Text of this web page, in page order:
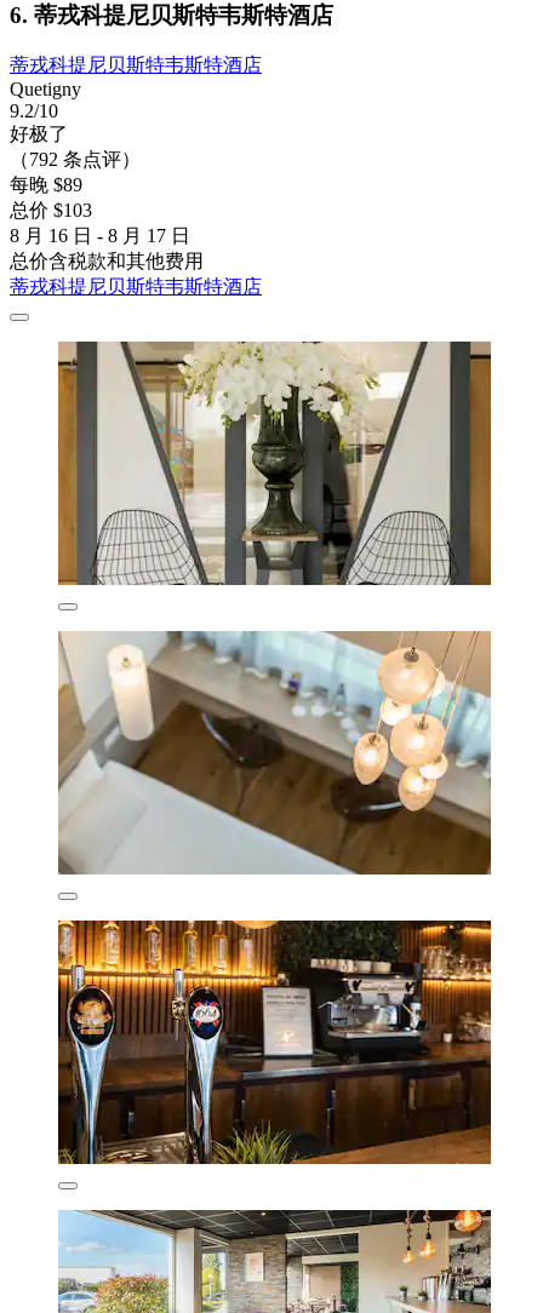
6. 蒂戎科提尼贝斯特韦斯特酒店
蒂戎科提尼贝斯特韦斯特酒店
Quetigny
9.2/10
好极了
（792 条点评）
每晚 $89
总价 $103
8 月 16 日 - 8 月 17 日
总价含税款和其他费用
蒂戎科提尼贝斯特韦斯特酒店